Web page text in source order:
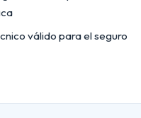
válido para el seguro